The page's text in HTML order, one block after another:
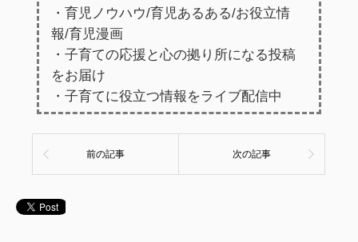
・育児ノウハウ/育児あるある/お役立情
報/育児漫画
・子育ての応援と心の拠り所になる投稿
をお届け
・子育てに役立つ情報をライブ配信中
前の記事 次の記事